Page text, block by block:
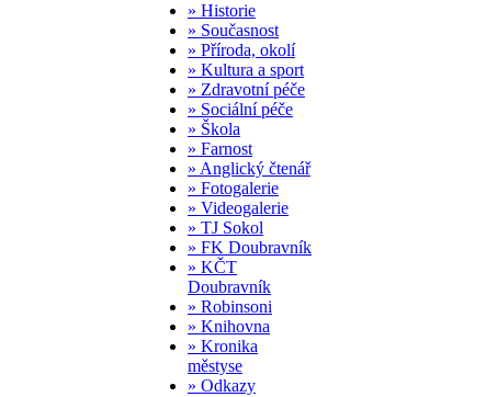
» Historie
» Současnost
» Příroda, okolí
» Kultura a sport
» Zdravotní péče
» Sociální péče
» Škola
» Farnost
» Anglický čtenář
» Fotogalerie
» Videogalerie
» TJ Sokol
» FK Doubravník
» KČT
Doubravník
» Robinsoni
» Knihovna
» Kronika
městyse
» Odkazy